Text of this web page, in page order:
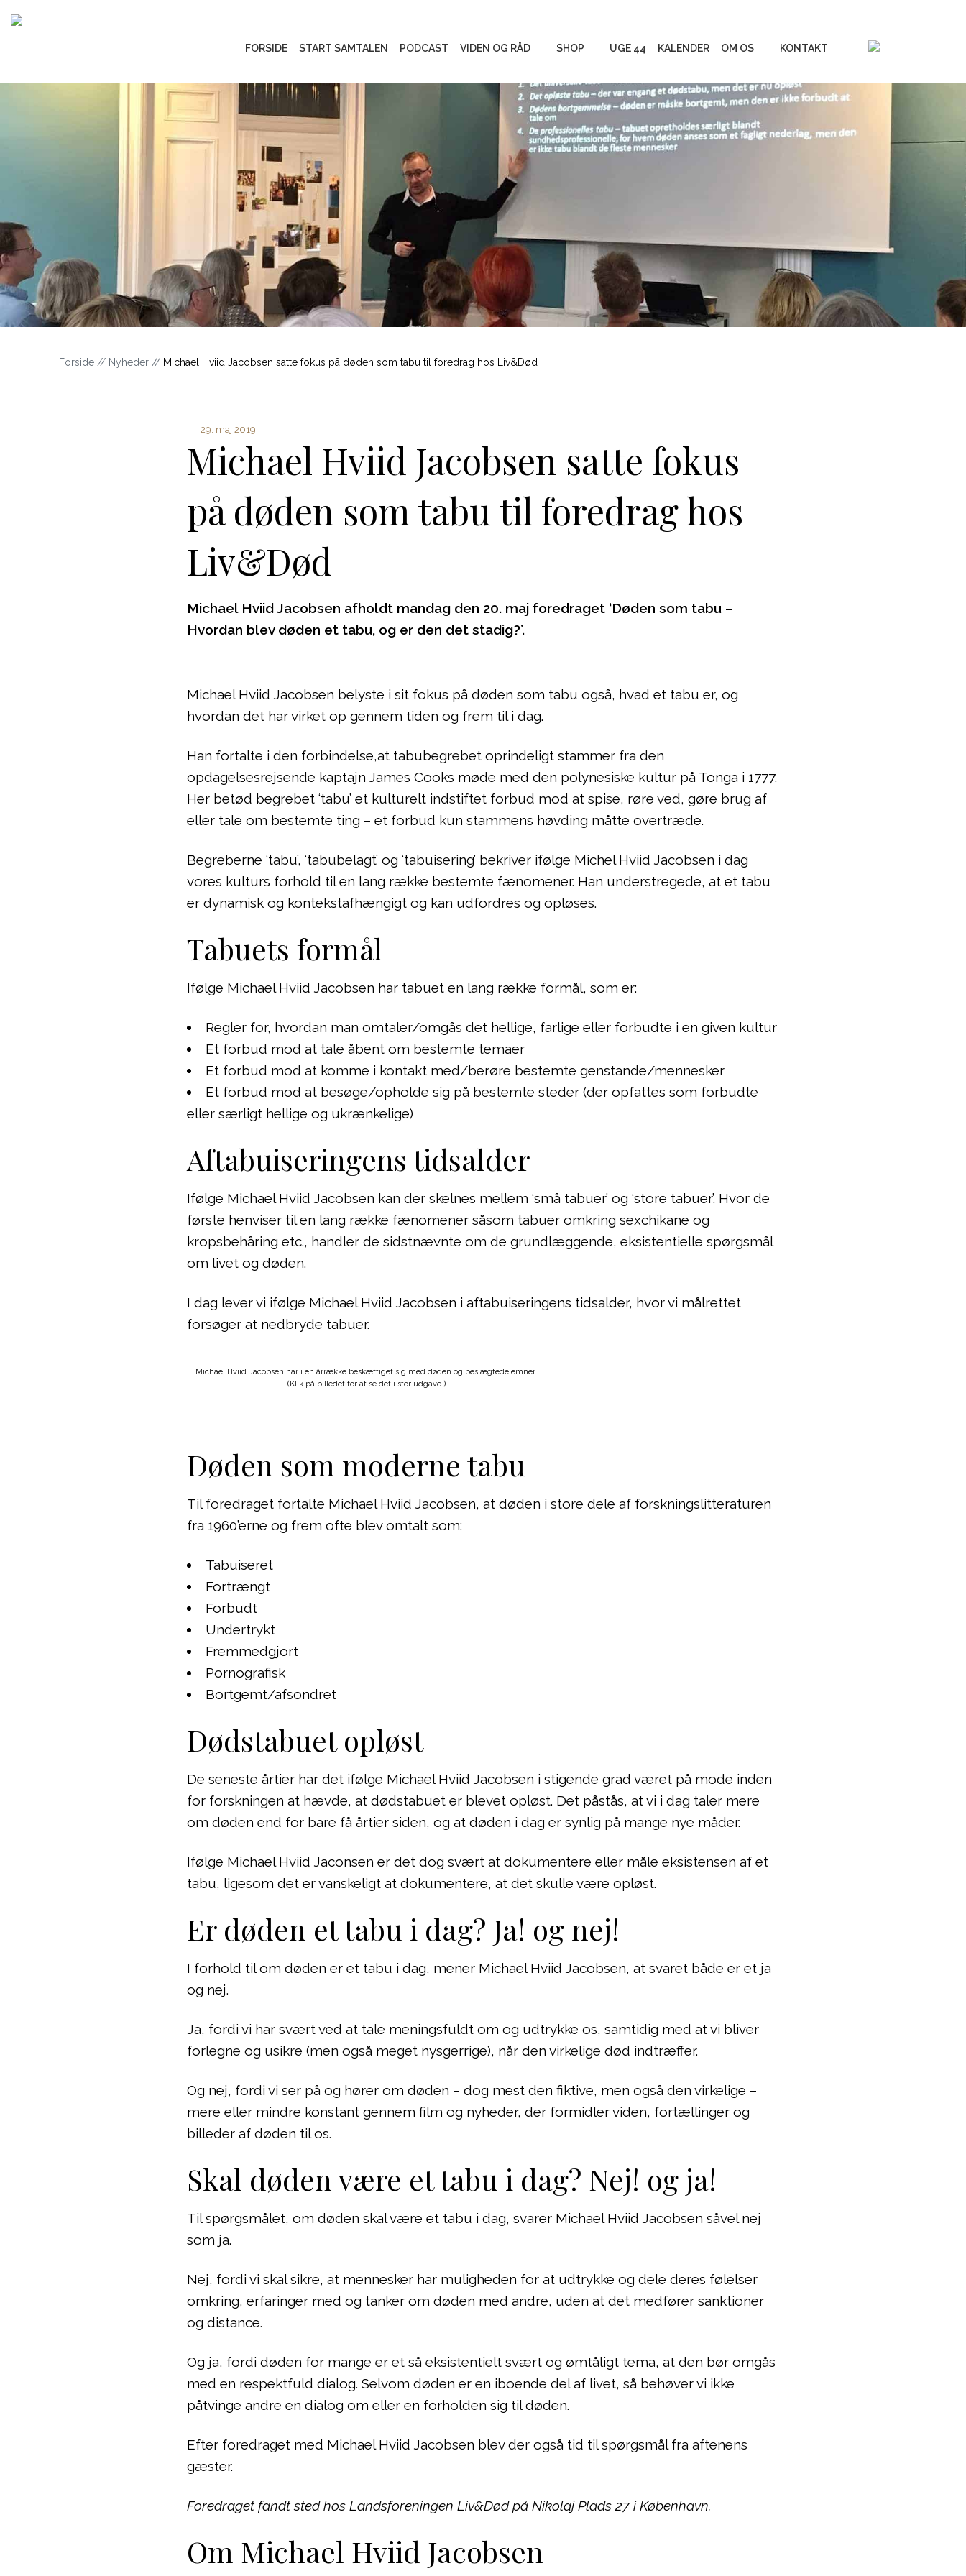
FORSIDE START SAMTALEN PODCAST VIDEN OG RÅD
Begravelse eller
bisættelse og gravsted
Måder at mindes
Personlige fortællinger
Vigtigt at vide
Tag stilling
Til skoleelever og
SHOP
Produkter
UGE 44 KALENDER OM OS
Vores online
inspirationsunivers
Podcastserie: Når døden
os skiller
Andre podcasts
KONTAKT
Forside // Nyheder // Michael Hviid Jacobsen satte fokus på døden som tabu til foredrag hos Liv&Død
29. maj 2019
Michael Hviid Jacobsen satte fokus
på døden som tabu til foredrag hos
Liv&Død
Michael Hviid Jacobsen afholdt mandag den 20. maj foredraget ‘Døden som tabu –
Hvordan blev døden et tabu, og er den det stadig?’.
Michael Hviid Jacobsen belyste i sit fokus på døden som tabu også, hvad et tabu er, og
hvordan det har virket op gennem tiden og frem til i dag.
Han fortalte i den forbindelse,at tabubegrebet oprindeligt stammer fra den
opdagelsesrejsende kaptajn James Cooks møde med den polynesiske kultur på Tonga i 1777.
Her betød begrebet ‘tabu’ et kulturelt indstiftet forbud mod at spise, røre ved, gøre brug af
eller tale om bestemte ting – et forbud kun stammens høvding måtte overtræde.
Begreberne ‘tabu’, ‘tabubelagt’ og ‘tabuisering’ bekriver ifølge Michel Hviid Jacobsen i dag
vores kulturs forhold til en lang række bestemte fænomener. Han understregede, at et tabu
er dynamisk og kontekstafhængigt og kan udfordres og opløses.
Tabuets formål
Ifølge Michael Hviid Jacobsen har tabuet en lang række formål, som er:
Regler for, hvordan man omtaler/omgås det hellige, farlige eller forbudte i en given kultur
Et forbud mod at tale åbent om bestemte temaer
Et forbud mod at komme i kontakt med/berøre bestemte genstande/mennesker
Et forbud mod at besøge/opholde sig på bestemte steder (der opfattes som forbudte
eller særligt hellige og ukrænkelige)
Aftabuiseringens tidsalder
Ifølge Michael Hviid Jacobsen kan der skelnes mellem ‘små tabuer’ og ‘store tabuer’. Hvor de
første henviser til en lang række fænomener såsom tabuer omkring sexchikane og
kropsbehåring etc., handler de sidstnævnte om de grundlæggende, eksistentielle spørgsmål
om livet og døden.
I dag lever vi ifølge Michael Hviid Jacobsen i aftabuiseringens tidsalder, hvor vi målrettet
forsøger at nedbryde tabuer.
Michael Hviid Jacobsen har i en årrække beskæftiget sig med døden og beslægtede emner.
(Klik på billedet for at se det i stor udgave.)
Døden som moderne tabu
Til foredraget fortalte Michael Hviid Jacobsen, at døden i store dele af forskningslitteraturen
fra 1960’erne og frem ofte blev omtalt som:
Tabuiseret
Fortrængt
Forbudt
Undertrykt
Fremmedgjort
Pornografisk
Bortgemt/afsondret
Dødstabuet opløst
De seneste årtier har det ifølge Michael Hviid Jacobsen i stigende grad været på mode inden
for forskningen at hævde, at dødstabuet er blevet opløst. Det påstås, at vi i dag taler mere
om døden end for bare få årtier siden, og at døden i dag er synlig på mange nye måder.
Ifølge Michael Hviid Jaconsen er det dog svært at dokumentere eller måle eksistensen af et
tabu, ligesom det er vanskeligt at dokumentere, at det skulle være opløst.
Er døden et tabu i dag? Ja! og nej!
I forhold til om døden er et tabu i dag, mener Michael Hviid Jacobsen, at svaret både er et ja
og nej.
Ja, fordi vi har svært ved at tale meningsfuldt om og udtrykke os, samtidig med at vi bliver
forlegne og usikre (men også meget nysgerrige), når den virkelige død indtræffer.
Og nej, fordi vi ser på og hører om døden – dog mest den fiktive, men også den virkelige –
mere eller mindre konstant gennem film og nyheder, der formidler viden, fortællinger og
billeder af døden til os.
Skal døden være et tabu i dag? Nej! og ja!
Til spørgsmålet, om døden skal være et tabu i dag, svarer Michael Hviid Jacobsen såvel nej
som ja.
Nej, fordi vi skal sikre, at mennesker har muligheden for at udtrykke og dele deres følelser
omkring, erfaringer med og tanker om døden med andre, uden at det medfører sanktioner
og distance.
Og ja, fordi døden for mange er et så eksistentielt svært og ømtåligt tema, at den bør omgås
med en respektfuld dialog. Selvom døden er en iboende del af livet, så behøver vi ikke
påtvinge andre en dialog om eller en forholden sig til døden.
Efter foredraget med Michael Hviid Jacobsen blev der også tid til spørgsmål fra aftenens
gæster.
Foredraget fandt sted hos Landsforeningen Liv&Død på Nikolaj Plads 27 i København.
Om Michael Hviid Jacobsen